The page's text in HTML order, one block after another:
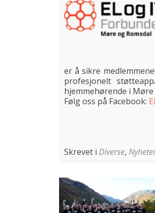
er å sikre
profesjonelt
hjemmehørende i Møre
Følg oss på Facebook:
Skrevet i Diverse,